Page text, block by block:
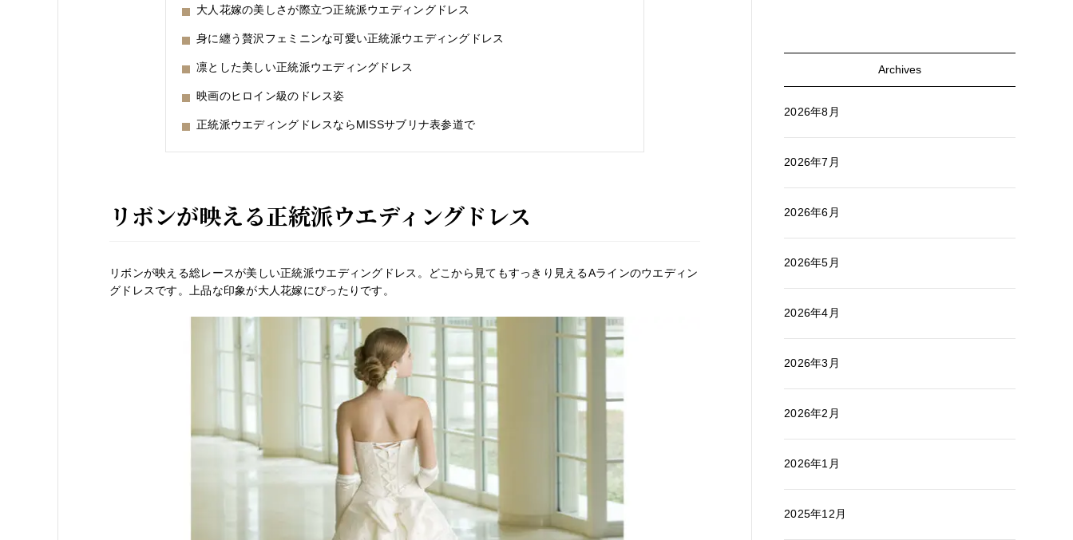
大人花嫁の美しさが際立つ正統派ウエディングドレス
身に纏う贅沢フェミニンな可愛い正統派ウエディングドレス
凛とした美しい正統派ウエディングドレス
映画のヒロイン級のドレス姿
正統派ウエディングドレスならMISSサブリナ表参道で
リボンが映える正統派ウエディングドレス
リボンが映える総レースが美しい正統派ウエディングドレス。どこから見てもすっきり見えるAラインのウエディン
グドレスです。上品な印象が大人花嫁にぴったりです。
Archives
2026年8月
2026年7月
2026年6月
2026年5月
2026年4月
2026年3月
2026年2月
2026年1月
2025年12月